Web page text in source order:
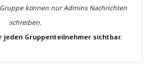
können nur Admins Nachrichten
schreiben.
jeden Gruppenteilnehmer sichtbar.